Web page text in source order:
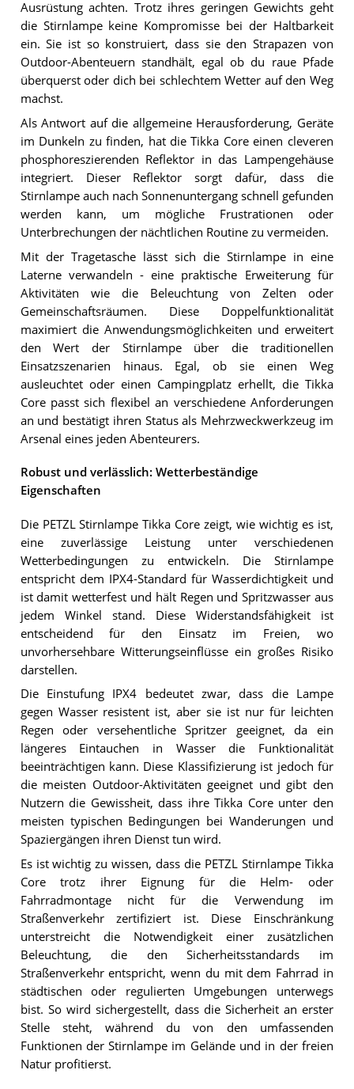
Ausrüstung achten. Trotz ihres geringen Gewichts geht
die Stirnlampe keine Kompromisse bei der Haltbarkeit
ein. Sie ist so konstruiert, dass sie den Strapazen von
Outdoor-Abenteuern standhält, egal ob du raue Pfade
überquerst oder dich bei schlechtem Wetter auf den Weg
machst.
Als Antwort auf die allgemeine Herausforderung, Geräte
im Dunkeln zu finden, hat die Tikka Core einen cleveren
phosphoreszierenden Reflektor in das Lampengehäuse
integriert. Dieser Reflektor sorgt dafür, dass die
Stirnlampe auch nach Sonnenuntergang schnell gefunden
werden kann, um mögliche Frustrationen oder
Unterbrechungen der nächtlichen Routine zu vermeiden.
Mit der Tragetasche lässt sich die Stirnlampe in eine
Laterne verwandeln - eine praktische Erweiterung für
Aktivitäten wie die Beleuchtung von Zelten oder
Gemeinschaftsräumen. Diese Doppelfunktionalität
maximiert die Anwendungsmöglichkeiten und erweitert
den Wert der Stirnlampe über die traditionellen
Einsatzszenarien hinaus. Egal, ob sie einen Weg
ausleuchtet oder einen Campingplatz erhellt, die Tikka
Core passt sich flexibel an verschiedene Anforderungen
an und bestätigt ihren Status als Mehrzweckwerkzeug im
Arsenal eines jeden Abenteurers.
Robust und verlässlich: Wetterbeständige
Eigenschaften
Die PETZL Stirnlampe Tikka Core zeigt, wie wichtig es ist,
eine zuverlässige Leistung unter verschiedenen
Wetterbedingungen zu entwickeln. Die Stirnlampe
entspricht dem IPX4-Standard für Wasserdichtigkeit und
ist damit wetterfest und hält Regen und Spritzwasser aus
jedem Winkel stand. Diese Widerstandsfähigkeit ist
entscheidend für den Einsatz im Freien, wo
unvorhersehbare Witterungseinflüsse ein großes Risiko
darstellen.
Die Einstufung IPX4 bedeutet zwar, dass die Lampe
gegen Wasser resistent ist, aber sie ist nur für leichten
Regen oder versehentliche Spritzer geeignet, da ein
längeres Eintauchen in Wasser die Funktionalität
beeinträchtigen kann. Diese Klassifizierung ist jedoch für
die meisten Outdoor-Aktivitäten geeignet und gibt den
Nutzern die Gewissheit, dass ihre Tikka Core unter den
meisten typischen Bedingungen bei Wanderungen und
Spaziergängen ihren Dienst tun wird.
Es ist wichtig zu wissen, dass die PETZL Stirnlampe Tikka
Core trotz ihrer Eignung für die Helm- oder
Fahrradmontage nicht für die Verwendung im
Straßenverkehr zertifiziert ist. Diese Einschränkung
unterstreicht die Notwendigkeit einer zusätzlichen
Beleuchtung, die den Sicherheitsstandards im
Straßenverkehr entspricht, wenn du mit dem Fahrrad in
städtischen oder regulierten Umgebungen unterwegs
bist. So wird sichergestellt, dass die Sicherheit an erster
Stelle steht, während du von den umfassenden
Funktionen der Stirnlampe im Gelände und in der freien
Natur profitierst.